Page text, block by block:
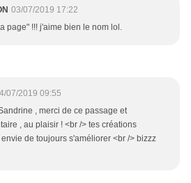
03/07/2019 17:22
page" !!! j'aime bien le nom lol.
07/2019 09:55
, merci de ce passage et
, au plaisir ! <br /> tes créations
de toujours s'améliorer <br /> bizzz